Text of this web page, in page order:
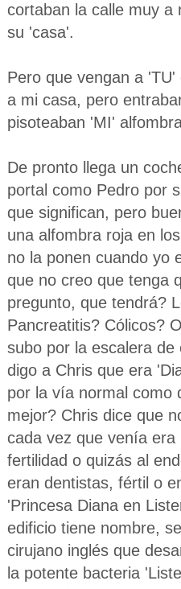
cortaban la calle muy a
su 'casa'.
Pero que vengan a
a mi casa, pero
pisoteaban 'MI'
De pronto llega un
portal como Pedro por
que significan, pero
una alfombra roja en
no la ponen cuando yo
que no creo que tenga
pregunto, que tendrá?
Pancreatitis? Cólicos?
subo por la escalera
digo a Chris que era
por la vía normal como
mejor? Chris dice que
cada vez que venía
fertilidad o quizás al
eran dentistas, fértil o
'Princesa Diana en
edificio tiene nombre,
cirujano inglés que
la potente bacteria